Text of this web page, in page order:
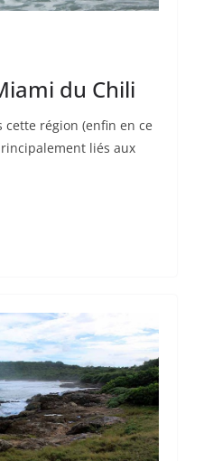
du Chili
cette région (enfin en ce
liés aux